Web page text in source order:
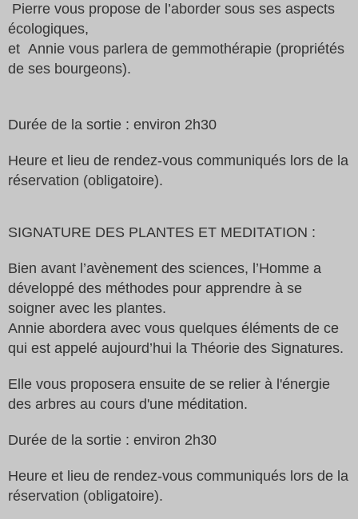
Pierre vous propose de l’aborder sous ses aspects
écologiques,
et Annie vous parlera de gemmothérapie (propriétés
de ses bourgeons).
Durée de la sortie : environ 2h30
Heure et lieu de rendez-vous communiqués lors de la
réservation (obligatoire).
SIGNATURE DES PLANTES ET MEDITATION :
Bien avant l’avènement des sciences, l’Homme a
développé des méthodes pour apprendre à se
soigner avec les plantes.
Annie abordera avec vous quelques éléments de ce
qui est appelé aujourd’hui la Théorie des Signatures.
Elle vous proposera ensuite de se relier à l'énergie
des arbres au cours d'une méditation.
Durée de la sortie : environ 2h30
Heure et lieu de rendez-vous communiqués lors de la
réservation (obligatoire).